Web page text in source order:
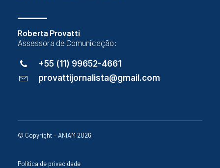
Roberta Provatti
Assessora de Comunicação:
+55 (11) 99652-4661
provattijornalista@gmail.com
© Copyright – ANIAM 2026
Política de privacidade